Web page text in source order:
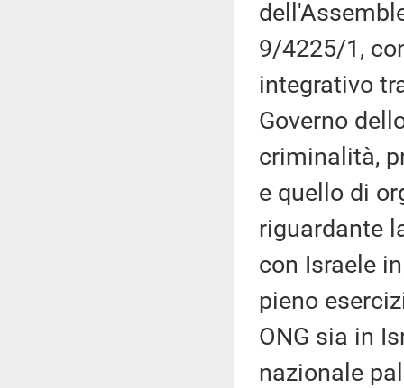
9/4225/1,
integrativo
Governo
criminalità,
e quello di
riguardante
con Israele
pieno
ONG sia in
nazionale